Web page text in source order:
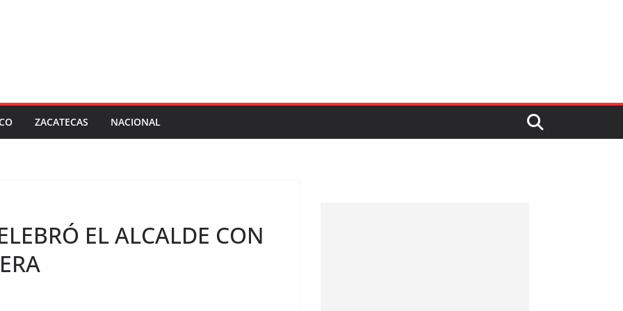
ZACATECAS NACIONAL
EL ALCALDE CON